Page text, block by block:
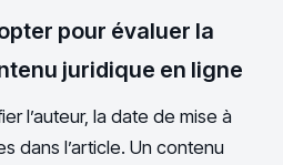
pour évaluer la
juridique en ligne
l’auteur, la date de mise à
dans l’article. Un contenu